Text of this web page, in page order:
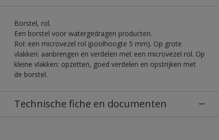
Borstel, rol.
Een borstel voor watergedragen producten.
Rol: een microvezel rol (poolhoogte 5 mm). Op grote
vlakken: aanbrengen en verdelen met een microvezel rol. Op
kleine vlakken: opzetten, goed verdelen en opstrijken met
de borstel.
Technische fiche en documenten